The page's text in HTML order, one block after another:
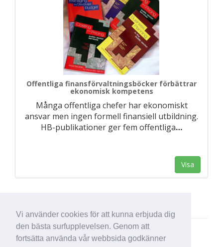
Vi använder cookies för att kunna erbjuda dig
den bästa surfupplevelsen. Genom att
fortsätta använda vår webbsida godkänner
Offentliga finansförvaltningsböcker förbättrar
ekonomisk kompetens
Många offentliga chefer har ekonomiskt
ansvar men ingen formell finansiell utbildning.
HB-publikationer ger fem offentliga…
Visa